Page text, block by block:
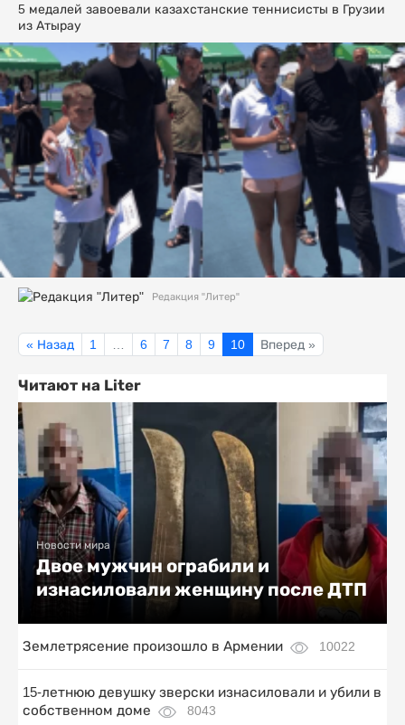
5 медалей завоевали казахстанские теннисисты в Грузии
из Атырау
Редакция "Литер"
« Назад 1 6 7 8 9 10 Вперед »
Читают на Liter
Новости мира
Двое мужчин ограбили и
изнасиловали женщину после ДТП
Землетрясение произошло в Армении 10022
15-летнюю девушку зверски изнасиловали и убили в
собственном доме
8043